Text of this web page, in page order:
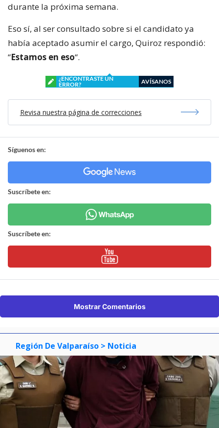
durante la próxima semana.
Eso sí, al ser consultado sobre si el candidato ya
había aceptado asumir el cargo, Quiroz respondió:
“Estamos en eso“.
¿ENCONTRASTE UN
ERROR?
AVÍSANOS
Revisa nuestra página de correcciones
Síguenos en:
Suscríbete en:
Suscríbete en:
Mostrar Comentarios
Región De Valparaíso > Noticia